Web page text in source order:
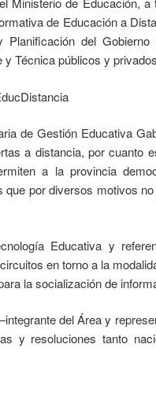
de Educación a
Planificación del
Técnica públicos y
de Gestión Educativa
a distancia, por cuanto
a la provincia
que por diversos motivos
Educativa y
en torno a la
la socialización de
del Área y
y resoluciones tanto